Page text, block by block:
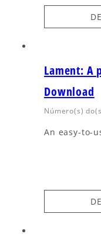
Lament: A
Download
Número(s)
An easy-to-